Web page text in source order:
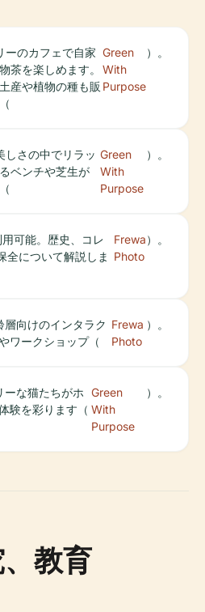
ーのカフェで自家
茶を楽しめます。
産や植物の種も販
Green
With
Purpose
）。
しさの中でリラッ
ベンチや芝生が
Green
With
Purpose
）。
可能。歴史、コレ
全について解説しま
Frewa
Photo
）。
層向けのインタラク
ワークショップ（
Frewa
Photo
）。
ーな猫たちがホ
験を彩ります（
Green
With
Purpose
）。
教育